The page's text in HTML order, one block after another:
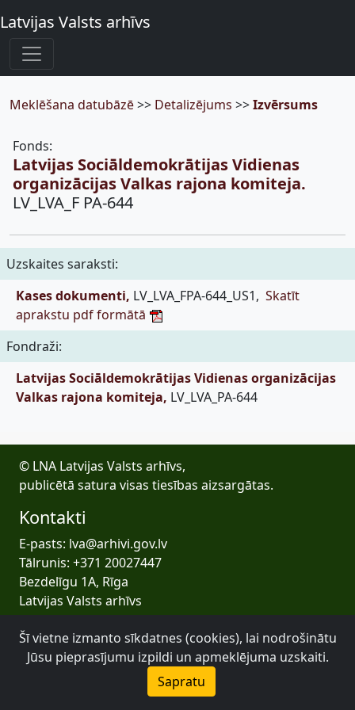
Latvijas Valsts arhīvs
Meklēšana datubāzē>> Detalizējums >>Izvērsums
Fonds:
Latvijas Sociāldemokrātijas Vidienas
organizācijas Valkas rajona komiteja.
LV_LVA_F PA-644
Uzskaites saraksti:
Kases dokumenti, LV_LVA_FPA-644_US1, Skatīt
aprakstu pdf formātā
Fondraži:
Latvijas Sociāldemokrātijas Vidienas organizācijas
Valkas rajona komiteja, LV_LVA_PA-644
© LNA Latvijas Valsts arhīvs,
publicētā satura visas tiesības aizsargātas.
Kontakti
E-pasts: lva@arhivi.gov.lv
Tālrunis: +371 20027447
Bezdelīgu 1A, Rīga
Latvijas Valsts arhīvs
Šī vietne izmanto sīkdatnes (cookies), lai nodrošinātu
Jūsu pieprasījumu izpildi un apmeklējuma uzskaiti.
Sapratu